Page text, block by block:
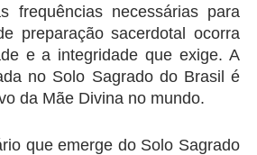
frequências necessárias para
preparação sacerdotal ocorra
e a integridade que exige. A
no Solo Sagrado do Brasil é
da Mãe Divina no mundo.
que emerge do Solo Sagrado